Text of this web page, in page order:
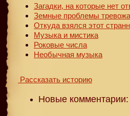
Загадки, на которые нет
Земные проблемы
Откуда взялся этот
Музыка и мистика
Роковые числа
Необычная музыка
Рассказать историю
Новые комментарии: